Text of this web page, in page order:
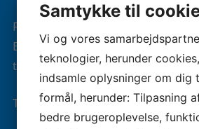
Fjernelse af fugt afhænger af
Er der tale om dårligt indeklima
tilstrækkeligt.
Typiske løsninger inkluderer:
Samtykke til
Vi og vores
teknologier, herunder
indsamle oplysninger om dig
formål, herunder: Tilpasning
bedre brugeroplevelse,